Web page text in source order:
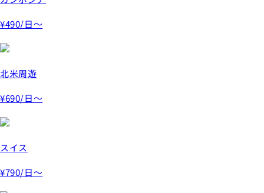
¥490/日～
北米周遊
¥690/日～
スイス
¥790/日～